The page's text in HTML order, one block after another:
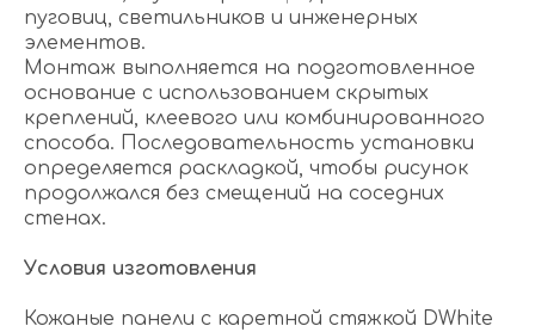
пуговиц, светильников и инженерных
элементов.
Монтаж выполняется на подготовленное
основание с использованием скрытых
креплений, клеевого или комбинированного
способа. Последовательность установки
определяется раскладкой, чтобы рисунок
продолжался без смещений на соседних
стенах.
Условия изготовления
Кожаные панели с каретной стяжкой DWhite